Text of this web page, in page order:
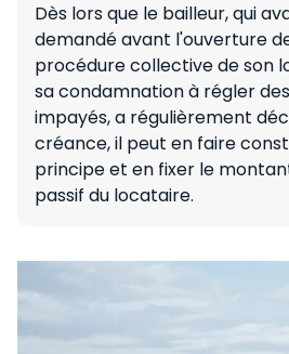
Dès lors que le bailleur, qui
demandé avant l'ouverture
procédure collective de son
sa condamnation à régler
impayés, a régulièrement
créance, il peut en faire
principe et en fixer le
passif du locataire.